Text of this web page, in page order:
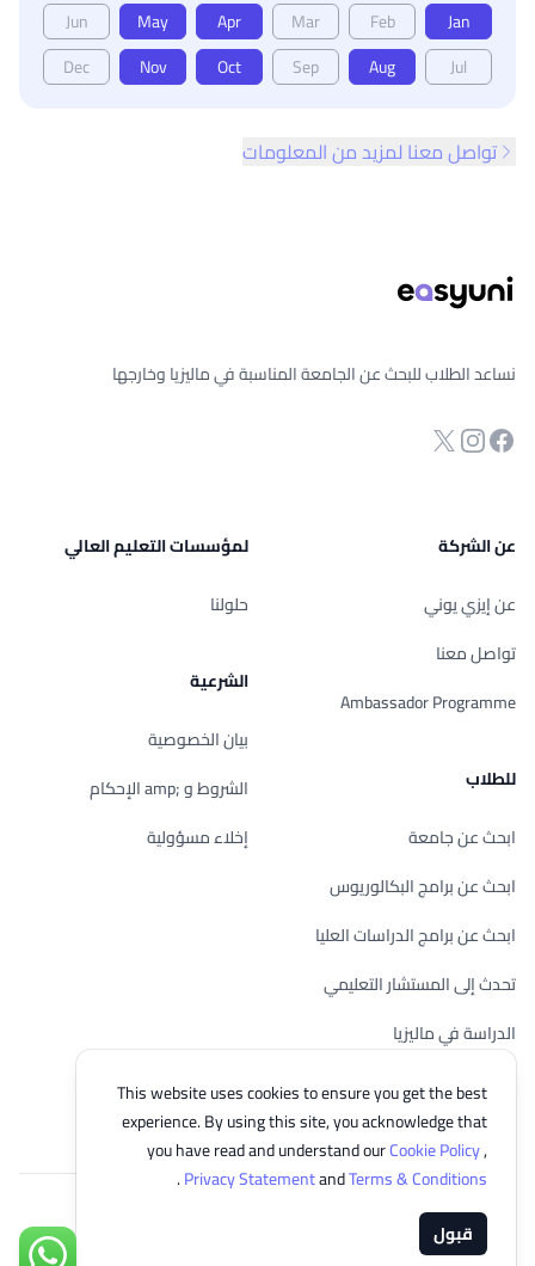
Jan
Feb
Mar
Apr
May
Jun
Jul
Aug
Sep
Oct
Nov
Dec
تواصل معنا لمزيد من المعلومات
This website uses cookies to ensure you get the best
experience. By using this site, you acknowledge that
you have read and understand ourCookie Policy,
Privacy StatementandTerms & Conditions
.
قبول
نساعد الطلاب للبحث عن الجامعة المناسبة في ماليزيا وخارجها
صفحة الفيسبوك
انستجرام
Twitter
عن الشركة
عن إيزي يوني
تواصل معنا
Ambassador Programme
للطلاب
ابحث عن جامعة
ابحث عن برامج البكالوريوس
ابحث عن برامج الدراسات العليا
تحدث إلى المستشار التعليمي
الدراسة في ماليزيا
تحقق من أهليتك
لمؤسسات التعليم العالي
حلولنا
الشرعية
بيان الخصوصية
الشروط و ;amp الإحكام
إخلاء مسؤولية
© 2026 EasyUni Sdn Bhd, company registration number 200801016907
(818200-P). All rights reserved.